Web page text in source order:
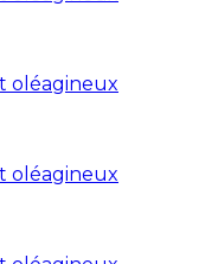
oléagineux
oléagineux